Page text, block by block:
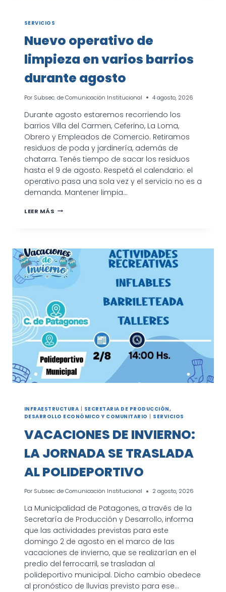
SERVICIOS
Nuevo operativo de
limpieza en varios barrios
durante agosto
Por Subsec. de Comunicación Institucional 4 agosto, 2026
Durante agosto estaremos recorriendo los
barrios Villa del Carmen, Ceferino, La Loma,
Obrero y Empleados de Comercio. Retiramos
residuos de poda y jardinería, además de
chatarra. Tenés tiempo de sacar los residuos
hasta el 9 de agosto. Respetá el calendario: el
operativo pasa una sola vez y el servicio no es a
demanda. Mantener limpia…
LEER MÁS NUEVO
VARIOS
BARRIOS
DURANTE
AGOSTO
INFRAESTRUCTURA
SECRETARIA DE PRODUCCIÓN,
DESARROLLO ECONÓMICO Y COMUNITARIO
SERVICIOS
VACACIONES DE INVIERNO:
LA JORNADA SE TRASLADA
AL POLIDEPORTIVO
Por Subsec. de Comunicación Institucional 2 agosto, 2026
La Municipalidad de Patagones, a través de la
Secretaría de Producción y Desarrollo, informa
que las actividades previstas para este
domingo 2 de agosto en el marco de las
vacaciones de invierno, que se realizarían en el
predio del ferrocarril, se trasladan al
polideportivo municipal. Dicho cambio obedece
al pronóstico de lluvias previsto para ese…